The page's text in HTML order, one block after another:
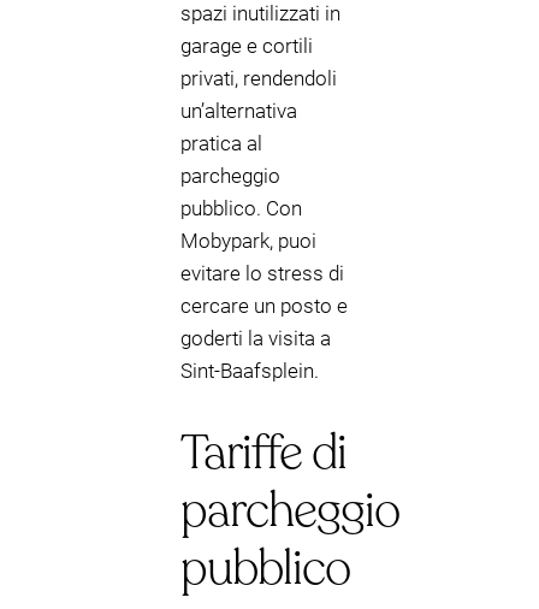
spazi inutilizzati in
garage e cortili
privati, rendendoli
un’alternativa
pratica al
parcheggio
pubblico. Con
Mobypark, puoi
evitare lo stress di
cercare un posto e
goderti la visita a
Sint-Baafsplein.
Tariffe di
parcheggio
pubblico